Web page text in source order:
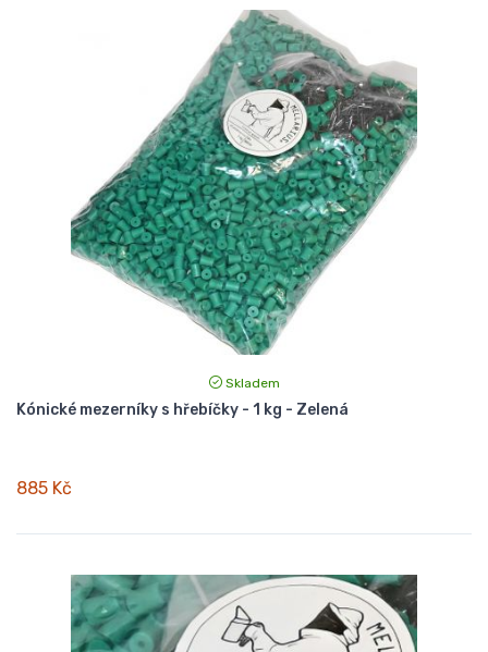
Skladem
Kónické mezerníky s hřebíčky - 1 kg - Zelená
885 Kč